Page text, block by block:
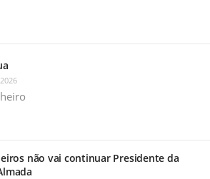
não vai continuar Presidente da